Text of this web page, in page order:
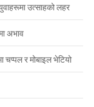
उत्साहको लहर
अभाव
चप्पल र मोबाइल भेटियो